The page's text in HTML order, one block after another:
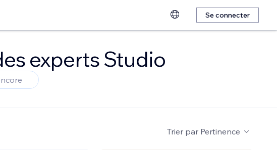
Se connecter
experts Studio
Trier par Pertinence